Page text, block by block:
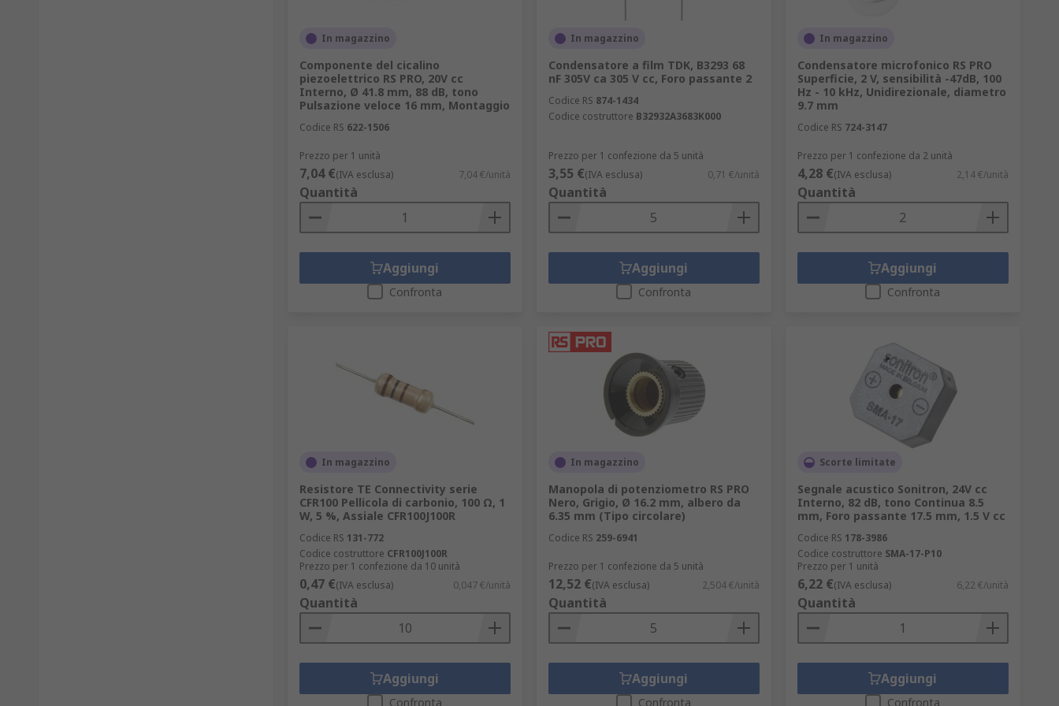
In magazzino
Componente del cicalino
piezoelettrico RS PRO, 20V cc
Interno, Ø 41.8 mm, 88 dB, tono
Pulsazione veloce 16 mm, Montaggio
Codice RS 622-1506
Prezzo per 1 unità
7,04 €(IVA esclusa) 7,04 €/unità
Quantità
Aggiungi
Confronta
In magazzino
Condensatore a film TDK, B3293 68
nF 305V ca 305 V cc, Foro passante 2
Codice RS 874-1434
Codice costruttore B32932A3683K000
Prezzo per 1 confezione da 5 unità
3,55 €(IVA esclusa) 0,71 €/unità
Quantità
Aggiungi
Confronta
In magazzino
Condensatore microfonico RS PRO
Superficie, 2 V, sensibilità -47dB, 100
Hz - 10 kHz, Unidirezionale, diametro
9.7 mm
Codice RS 724-3147
Prezzo per 1 confezione da 2 unità
4,28 €(IVA esclusa) 2,14 €/unità
Quantità
Aggiungi
Confronta
In magazzino
Resistore TE Connectivity serie
CFR100 Pellicola di carbonio, 100 Ω, 1
W, 5 %, Assiale CFR100J100R
Codice RS 131-772
Codice costruttore CFR100J100R
Prezzo per 1 confezione da 10 unità
0,47 €(IVA esclusa) 0,047 €/unità
Quantità
Aggiungi
Confronta
In magazzino
Manopola di potenziometro RS PRO
Nero, Grigio, Ø 16.2 mm, albero da
6.35 mm (Tipo circolare)
Codice RS 259-6941
Prezzo per 1 confezione da 5 unità
12,52 €(IVA esclusa) 2,504 €/unità
Quantità
Aggiungi
Confronta
Scorte limitate
Segnale acustico Sonitron, 24V cc
Interno, 82 dB, tono Continua 8.5
mm, Foro passante 17.5 mm, 1.5 V cc
Codice RS 178-3986
Codice costruttore SMA-17-P10
Prezzo per 1 unità
6,22 €(IVA esclusa) 6,22 €/unità
Quantità
Aggiungi
Confronta